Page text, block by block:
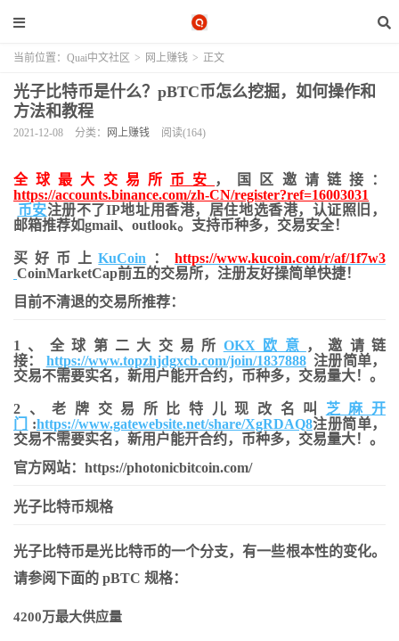
当前位置： Quai中文社区 > 网上赚钱 > 正文
光子比特币是什么？pBTC币怎么挖掘，如何操作和
方法和教程
2021-12-08 分类： 网上赚钱 阅读(164)
全球最大交易所 币安
，国区邀请链接：
https://accounts.binance.com/zh-CN/register?ref=16003031
币安注册不了IP地址用香港，居住地选香港，认证照旧，
邮箱推荐如gmail、outlook。支持币种多，交易安全！
买好币上KuCoin ：https://www.kucoin.com/r/af/1f7w3
CoinMarketCap前五的交易所，注册友好操简单快捷！
目前不清退的交易所推荐：
1、全球第二大交易所 OKX欧意 ，邀请链
接： https://www.topzhjdgxcb.com/join/1837888注册简单，
交易不需要实名，新用户能开合约，币种多，交易量大！。
2、老牌交易所比特儿现改名叫 芝麻开
门
:https://www.gatewebsite.net/share/XgRDAQ8注册简单，
交易不需要实名，新用户能开合约，币种多，交易量大！。
官方网站：https://photonicbitcoin.com/
光子比特币规格
光子比特币是光比特币的一个分支，有一些根本性的变化。
请参阅下面的 pBTC 规格：
4200万最大供应量